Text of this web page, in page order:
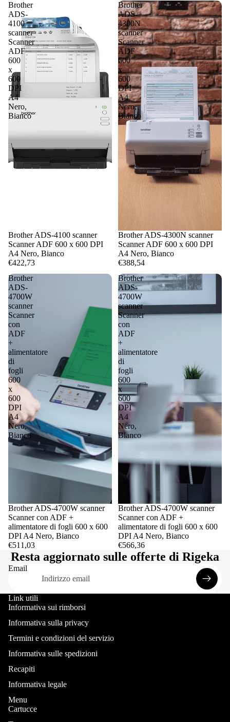
Brother
ADS-
4100
scanner
Scanner
ADF
600
x
600
DPI
A4
Nero,
Bianco
Brother ADS-4100 scanner
Scanner ADF 600 x 600 DPI
A4 Nero, Bianco
€422,73
Brother
ADS-
4300N
scanner
Scanner
ADF
600
x
600
DPI
A4
Nero,
Bianco
Brother ADS-4300N scanner
Scanner ADF 600 x 600 DPI
A4 Nero, Bianco
€388,54
Brother
ADS-
4700W
scanner
Scanner
con
ADF
+
alimentatore
di
fogli
600
x
600
DPI
A4
Nero,
Bianco
Brother ADS-4700W scanner
Scanner con ADF +
alimentatore di fogli 600 x 600
DPI A4 Nero, Bianco
€511,03
Brother
ADS-
4700W
scanner
Scanner
con
ADF
+
alimentatore
di
fogli
600
x
600
DPI
A4
Nero,
Bianco
Brother ADS-4700W scanner
Scanner con ADF +
alimentatore di fogli 600 x 600
DPI A4 Nero, Bianco
€566,36
Resta aggiornato sulle offerte di Rigeka
Email
Link utili
Informativa sui rimborsi
Informativa sulla privacy
Termini e condizioni del servizio
Informativa sulle spedizioni
Recapiti
Informativa legale
Menu
Cartucce